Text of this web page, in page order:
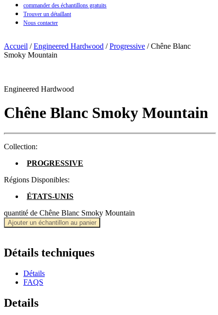
commander des échantillons gratuits
Trouver un détaillant
Nous contacter
Accueil /Engineered Hardwood /Progressive / Chêne Blanc
Smoky Mountain
Engineered Hardwood
Chêne Blanc Smoky Mountain
Collection:
PROGRESSIVE
Régions Disponibles:
ÉTATS-UNIS
quantité de Chêne Blanc Smoky Mountain
Ajouter un échantillon au panier
Détails techniques
Détails
FAQS
Details